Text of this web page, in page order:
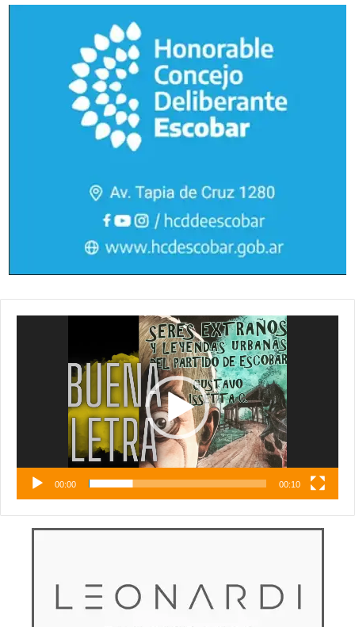
00:00 00:10